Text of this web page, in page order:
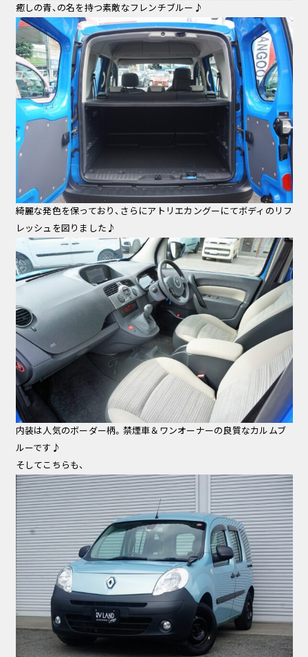
癒しの青、の名を持つ素敵なフレンチブルー♪
綺麗な発色を保っており、さらにアトリエカングーにてボディのリフ
レッシュを図りました♪
内装は人気のボーダー柄。禁煙車＆ワンオーナーの良質なカルムブ
ルーです♪
そしてこちらも、